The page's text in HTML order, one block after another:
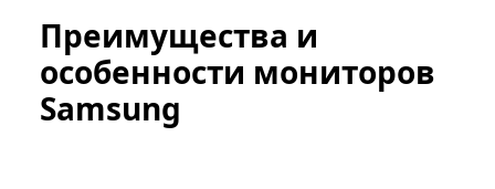
Преимущества и
особенности мониторов
Samsung